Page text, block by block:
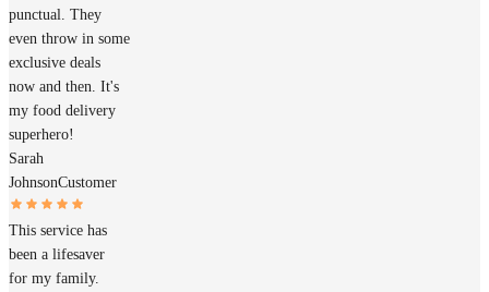
punctual. They
even throw in some
exclusive deals
now and then. It's
my food delivery
superhero!
Sarah
JohnsonCustomer
This service has
been a lifesaver
for my family.